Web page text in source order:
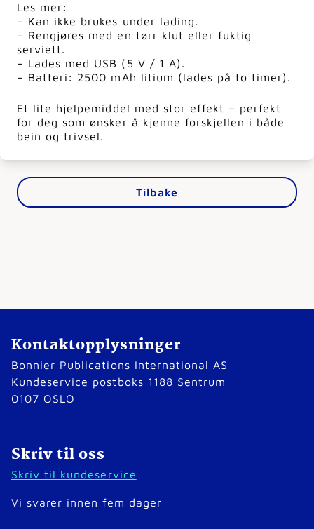
Les mer:
– Kan ikke brukes under lading.
– Rengjøres med en tørr klut eller fuktig
serviett.
– Lades med USB (5 V / 1 A).
– Batteri: 2500 mAh litium (lades på to timer).
Et lite hjelpemiddel med stor effekt – perfekt
for deg som ønsker å kjenne forskjellen i både
bein og trivsel.
Tilbake
Kontaktopplysninger
Bonnier Publications International AS
Kundeservice postboks 1188 Sentrum
0107 OSLO
Skriv til oss
Skriv til kundeservice
Vi svarer innen fem dager